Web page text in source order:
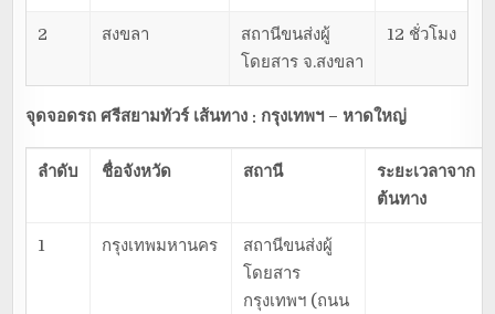
2 สงขลา
สถานีขนส่งผู้
โดยสาร จ.สงขลา
12 ชั่วโมง
จุดจอดรถ ศรีสยามทัวร์ เส้นทาง : กรุงเทพฯ – หาดใหญ่
ลำดับ ชื่อจังหวัด สถานี
ระยะเวลาจาก
ต้นทาง
1 กรุงเทพมหานคร
สถานีขนส่งผู้
โดยสาร
กรุงเทพฯ (ถนน